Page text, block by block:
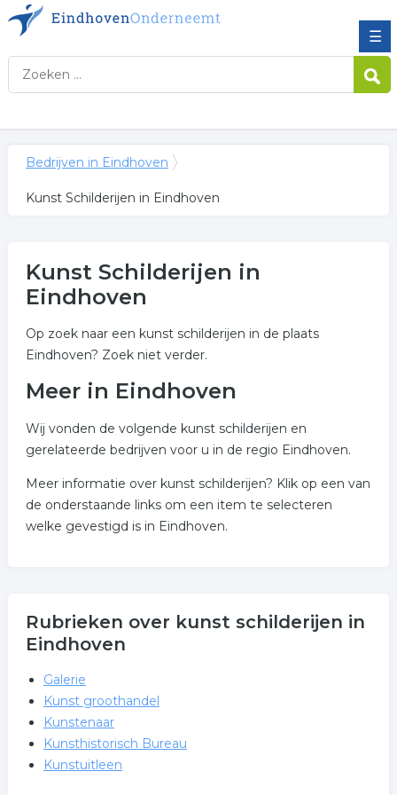
☰
Bedrijven in Eindhoven
Kunst Schilderijen in Eindhoven
Kunst Schilderijen in
Eindhoven
Op zoek naar een kunst schilderijen in de plaats
Eindhoven? Zoek niet verder.
Meer in Eindhoven
Wij vonden de volgende kunst schilderijen en
gerelateerde bedrijven voor u in de regio Eindhoven.
Meer informatie over kunst schilderijen? Klik op een van
de onderstaande links om een item te selecteren
welke gevestigd is in Eindhoven.
Rubrieken over kunst schilderijen in
Eindhoven
Galerie
Kunst groothandel
Kunstenaar
Kunsthistorisch Bureau
Kunstuitleen